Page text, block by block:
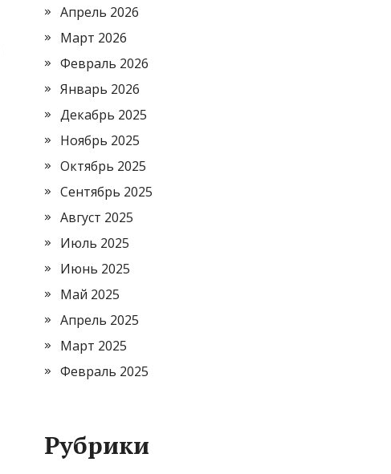
Апрель 2026
Март 2026
Февраль 2026
Январь 2026
Декабрь 2025
Ноябрь 2025
Октябрь 2025
Сентябрь 2025
Август 2025
Июль 2025
Июнь 2025
Май 2025
Апрель 2025
Март 2025
Февраль 2025
Рубрики